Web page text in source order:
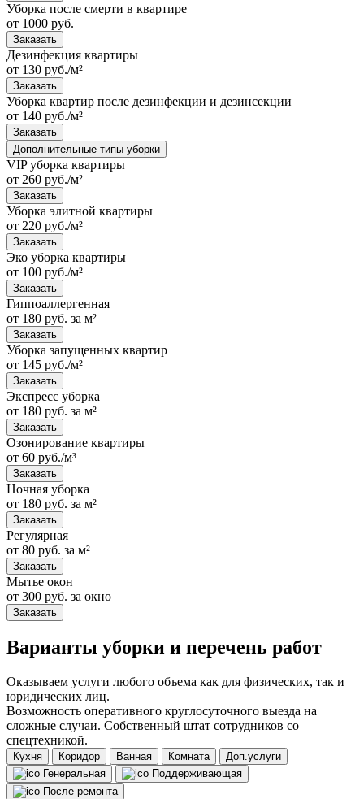
Уборка после смерти в квартире
от 1000 руб.
Заказать
Дезинфекция квартиры
от 130 руб./м²
Заказать
Уборка квартир после дезинфекции и дезинсекции
от 140 руб./м²
Заказать
Дополнительные типы уборки
VIP уборка квартиры
от 260 руб./м²
Заказать
Уборка элитной квартиры
от 220 руб./м²
Заказать
Эко уборка квартиры
от 100 руб./м²
Заказать
Гиппоаллергенная
от 180 руб. за м²
Заказать
Уборка запущенных квартир
от 145 руб./м²
Заказать
Экспресс уборка
от 180 руб. за м²
Заказать
Озонирование квартиры
от 60 руб./м³
Заказать
Ночная уборка
от 180 руб. за м²
Заказать
Регулярная
от 80 руб. за м²
Заказать
Мытье окон
от 300 руб. за окно
Заказать
Варианты уборки и перечень работ
Оказываем услуги любого объема как для физических, так и
юридических лиц.
Возможность оперативного круглосуточного выезда на
сложные случаи. Собственный штат сотрудников со
спецтехникой.
Кухня Коридор Ванная Комната
Доп.услуги
Генеральная
Поддерживающая
После ремонта